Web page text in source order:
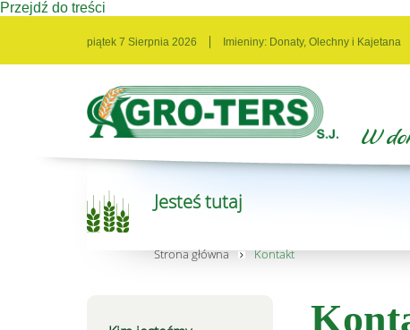
Przejdź do treści
piątek 7 Sierpnia 2026 Imieniny: Donaty, Olechny i Kajetana
Jesteś tutaj
Strona główna Kontakt